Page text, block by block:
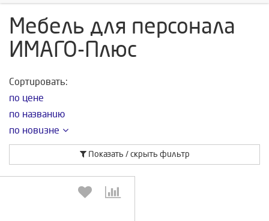
Мебель для персонала
ИМАГО-Плюс
Сортировать:
по цене
по названию
по новизне
Показать / скрыть фильтр